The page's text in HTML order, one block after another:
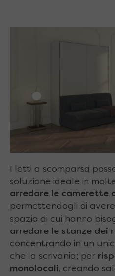
I letti a scomparsa
soluzione ideale in
arredare le camerette
permettendogli di
spazio di cui hanno
arredare le stanze dei
concentrando in un
che la scrivania; per
monolocali, creando